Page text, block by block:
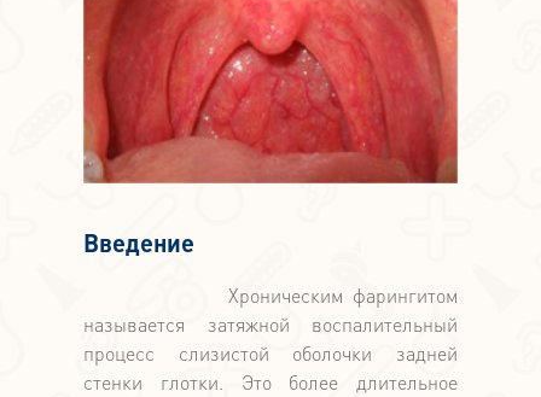
Введение
Хроническим фарингитом
называется затяжной воспалительный
процесс слизистой оболочки задней
стенки глотки. Это более длительное